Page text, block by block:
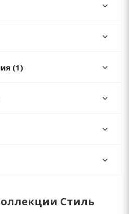
(1)
Стиль